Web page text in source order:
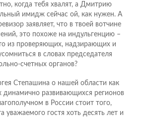
когда тебя хвалят, а Дмитрию
имидж сейчас ой, как нужен. А
заявляет, что в твоей вотчине
это похоже на индульгенцию –
из проверяющих, надзирающих и
в словах председателя
счетных органов?
Степашина о нашей области как
развивающихся регионов
в России стоит того,
уважаемого гостя хоть десять лет и